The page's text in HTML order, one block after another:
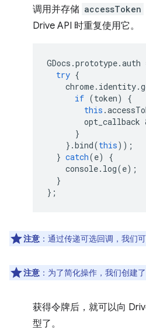
调用并存储 accessToken
Drive API 时重复使用它。
GDocs .prototype.auth
try {
chrome. identity.
if (token)
{
this .
opt_callback
}
}.bind(this));
} catch(e)
{
console. log(e);
}
};
注意 ：通过传递可选回调，我们
注意 ：为了简化操作，我们创建
获得令牌后，就可以向
型了。